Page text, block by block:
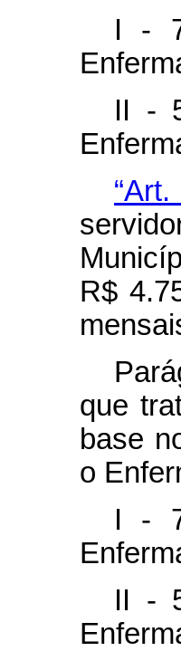
I -
II -
R$
que
base
o
I -
II -